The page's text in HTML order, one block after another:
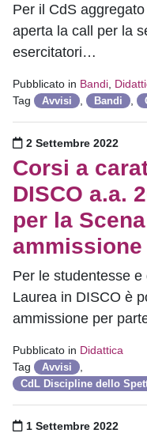
Per il CdS
aperta la call per la
esercitatori…
Pubblicato in Bandi
Tag
Avvisi Bandi
Pubblicato il
2 Settembre 2022
Corsi a
DISCO a.a.
per la
ammissione
Per le studentesse
Laurea in DISCO è
ammissione per
Pubblicato in Didattica
Tag
Avvisi
CdL Discipline dello
Pubblicato il
1 Settembre 2022